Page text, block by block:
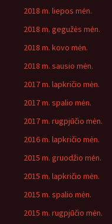
2018 m. liepos mėn.
2018 m. gegužės mėn.
2018 m. kovo mėn.
2018 m. sausio mėn.
2017 m. lapkričio mėn.
2017 m. spalio mėn.
2017 m. rugpjūčio mėn.
2016 m. lapkričio mėn.
2015 m. gruodžio mėn.
2015 m. lapkričio mėn.
2015 m. spalio mėn.
2015 m. rugpjūčio mėn.